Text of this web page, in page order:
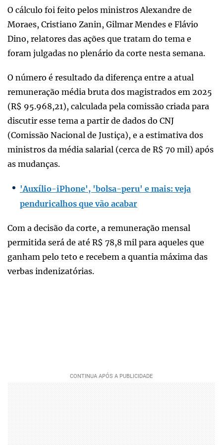
O cálculo foi feito pelos ministros Alexandre de
Moraes, Cristiano Zanin, Gilmar Mendes e Flávio
Dino, relatores das ações que tratam do tema e
foram julgadas no plenário da corte nesta semana.
O número é resultado da diferença entre a atual
remuneração média bruta dos magistrados em 2025
(R$ 95.968,21), calculada pela comissão criada para
discutir esse tema a partir de dados do CNJ
(Comissão Nacional de Justiça), e a estimativa dos
ministros da média salarial (cerca de R$ 70 mil) após
as mudanças.
'Auxílio-iPhone', 'bolsa-peru' e mais: veja
penduricalhos que vão acabar
Com a decisão da corte, a remuneração mensal
permitida será de até R$ 78,8 mil para aqueles que
ganham pelo teto e recebem a quantia máxima das
verbas indenizatórias.